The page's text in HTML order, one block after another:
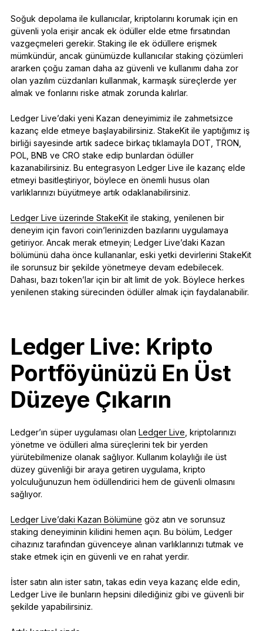
Soğuk depolama ile kullanıcılar, kriptolarını korumak için en
güvenli yola erişir ancak ek ödüller elde etme fırsatından
vazgeçmeleri gerekir. Staking ile ek ödüllere erişmek
mümkündür, ancak günümüzde kullanıcılar staking çözümleri
ararken çoğu zaman daha az güvenli ve kullanımı daha zor
olan yazılım cüzdanları kullanmak, karmaşık süreçlerde yer
almak ve fonlarını riske atmak zorunda kalırlar.
Ledger Live’daki yeni Kazan deneyimimiz ile zahmetsizce
kazanç elde etmeye başlayabilirsiniz. StakeKit ile yaptığımız iş
birliği sayesinde artık sadece birkaç tıklamayla DOT, TRON,
POL, BNB ve CRO stake edip bunlardan ödüller
kazanabilirsiniz. Bu entegrasyon Ledger Live ile kazanç elde
etmeyi basitleştiriyor, böylece en önemli husus olan
varlıklarınızı büyütmeye artık odaklanabilirsiniz.
Ledger Live üzerinde StakeKitile staking, yenilenen bir
deneyim için favori coin’lerinizden bazılarını uygulamaya
getiriyor. Ancak merak etmeyin; Ledger Live’daki Kazan
bölümünü daha önce kullananlar, eski yetki devirlerini StakeKit
ile sorunsuz bir şekilde yönetmeye devam edebilecek.
Dahası, bazı token’lar için bir alt limit de yok. Böylece herkes
yenilenen staking sürecinden ödüller almak için faydalanabilir.
Ledger Live: Kripto
Portföyünüzü En Üst
Düzeye Çıkarın
Ledger’ın süper uygulaması olan Ledger Live , kriptolarınızı
yönetme ve ödülleri alma süreçlerini tek bir yerden
yürütebilmenize olanak sağlıyor. Kullanım kolaylığı ile üst
düzey güvenliği bir araya getiren uygulama, kripto
yolculuğunuzun hem ödüllendirici hem de güvenli olmasını
sağlıyor.
Ledger Live’daki Kazan Bölümüne göz atın ve sorunsuz
staking deneyiminin kilidini hemen açın. Bu bölüm, Ledger
cihazınız tarafından güvenceye alınan varlıklarınızı tutmak ve
stake etmek için en güvenli ve en rahat yerdir.
İster satın alın ister satın, takas edin veya kazanç elde edin,
Ledger Live ile bunların hepsini dilediğiniz gibi ve güvenli bir
şekilde yapabilirsiniz.